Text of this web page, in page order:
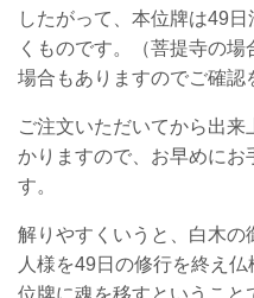
したがって、本位牌は49
くものです。（菩提寺の
場合もありますのでご確認
ご注文いただいてから出
かりますので、お早めにお
す。
解りやすくいうと、白木の
人様を49日の修行を終え
位牌に魂を移すということ